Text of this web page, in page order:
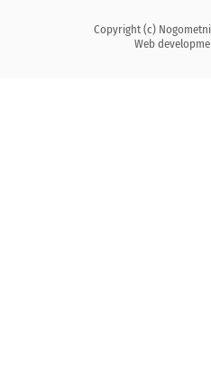
Copyright (c)
Web